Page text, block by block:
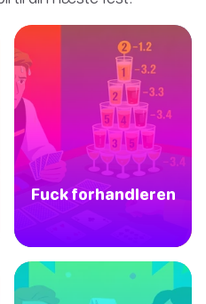
Fuck forhandleren